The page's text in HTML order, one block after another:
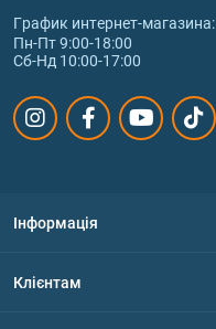
График интернет‑магазина:
Пн-Пт 9:00-18:00
Сб-Нд 10:00-17:00
Інформація
Клієнтам